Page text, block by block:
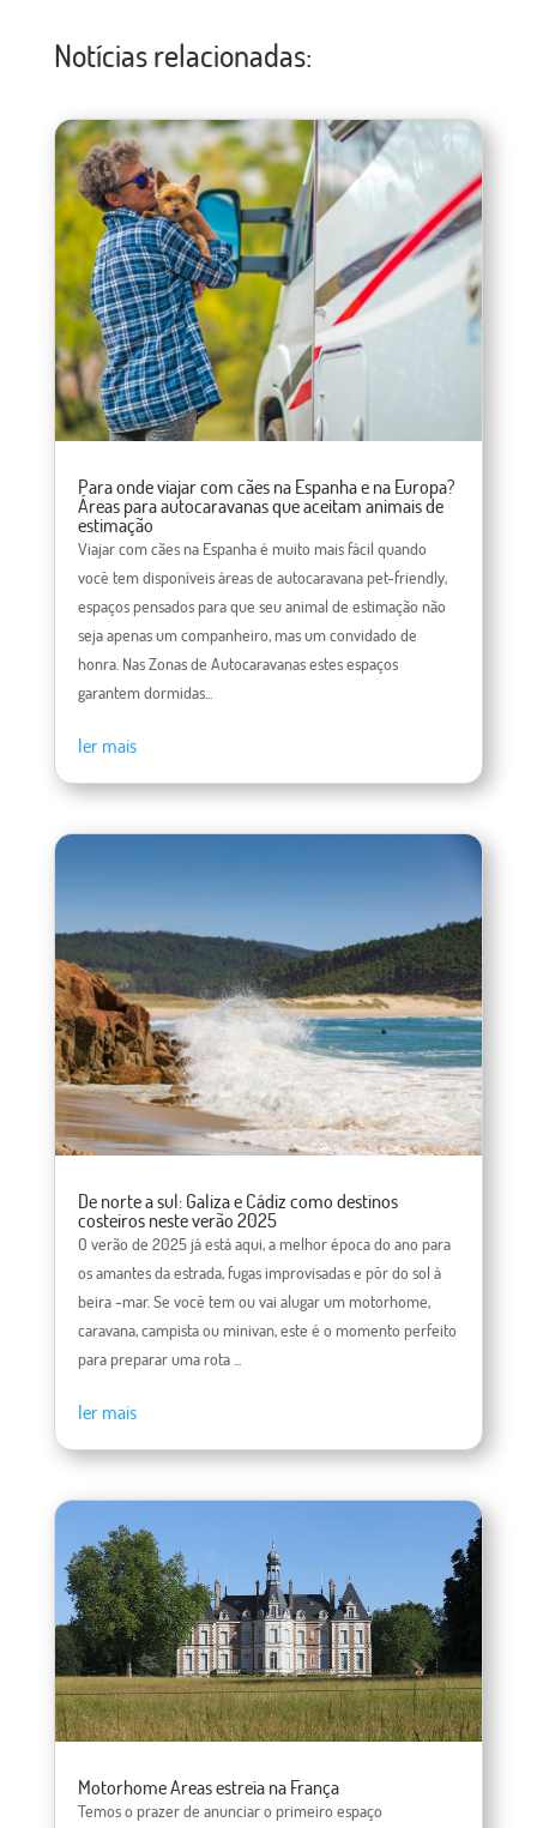
Notícias relacionadas:
Para onde viajar com cães na Espanha e na Europa?
Áreas para autocaravanas que aceitam animais de
estimação
Viajar com cães na Espanha é muito mais fácil quando
você tem disponíveis áreas de autocaravana pet-friendly,
espaços pensados ​​para que seu animal de estimação não
seja apenas um companheiro, mas um convidado de
honra. Nas Zonas de Autocaravanas estes espaços
garantem dormidas...
ler mais
De norte a sul: Galiza e Cádiz como destinos
costeiros neste verão 2025
O verão de 2025 já está aqui, a melhor época do ano para
os amantes da estrada, fugas improvisadas e pôr do sol à
beira -mar. Se você tem ou vai alugar um motorhome,
caravana, campista ou minivan, este é o momento perfeito
para preparar uma rota ...
ler mais
Motorhome Areas estreia na França
Temos o prazer de anunciar o primeiro espaço